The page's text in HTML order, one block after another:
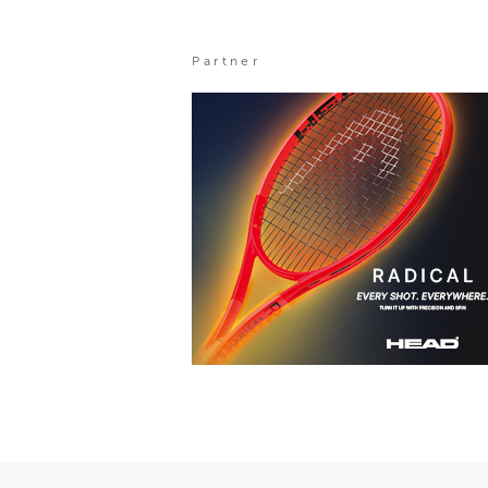
Partner